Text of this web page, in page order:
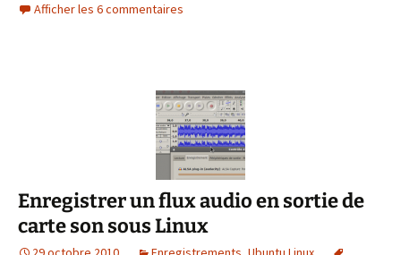
Afficher les 6 commentaires
Enregistrer un flux audio en sortie de
carte son sous Linux